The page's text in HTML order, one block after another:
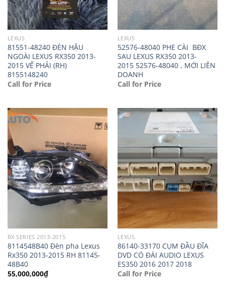
LEXUS
81551-48240 ĐÈN HẬU
NGOÀI LEXUS RX350 2013-
2015 VẾ PHẢI (RH)
8155148240
Call for Price
LEXUS
52576-48040 PHE CÀI BĐX
SAU LEXUS RX350 2013-
2015 52576-48040 , MỚI LIÊN
DOANH
Call for Price
RX SERIES 2013-2015
8114548B40 Đèn pha Lexus
Rx350 2013-2015 RH 81145-
48B40
55,000,000₫
LEXUS
86140-33170 CỤM ĐẦU ĐĨA
DVD CÓ ĐÀI AUDIO LEXUS
ES350 2016 2017 2018
Call for Price